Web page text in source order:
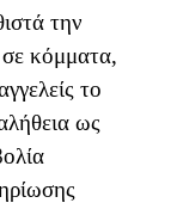
την
σε κόμματα,
το
ως